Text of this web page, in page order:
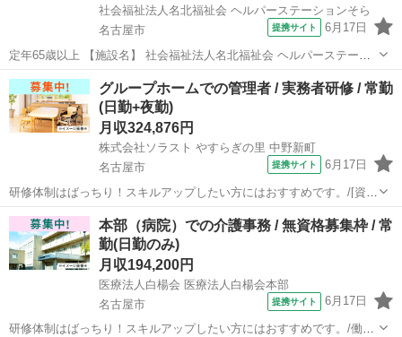
社会福祉法人名北福祉会 ヘルパーステーションそら
名古屋市
提携サイト 6月17日
定年65歳以上 【施設名】 社会福祉法人名北福祉会 ヘルパーステーシ
ョンそら 【勤務地】 愛知県 名古屋市北区 【アクセス】 平安通駅から
徒歩5分 平安通駅/志賀本通駅/上飯田駅 【雇用形態】常勤(日勤のみ)
【募...
愛知 名古屋市 介護士
グループホームでの管理者 / 実務者研修 / 常勤
(日勤+夜勤)
月収324,876円
株式会社ソラスト やすらぎの里 中野新町
名古屋市
提携サイト 6月17日
研修体制はばっちり！スキルアップしたい方にはおすすめです。/[資格
取得制度有り] 働きながら資格取得が目指せる！(初任者研修・実務者
研修・介護福祉士)/定年65歳以上/夜勤は短時間勤務の相談可。効率よ
く高収入をめざせる！/利...
愛知 名古屋市 介護士
本部（病院）での介護事務 / 無資格募集枠 / 常
勤(日勤のみ)
月収194,200円
医療法人白楊会 医療法人白楊会本部
名古屋市
提携サイト 6月17日
研修体制はばっちり！スキルアップしたい方にはおすすめです。/働き